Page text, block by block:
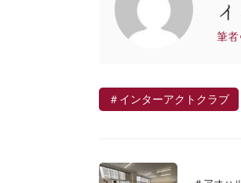
筆
＃インターアクトクラブ